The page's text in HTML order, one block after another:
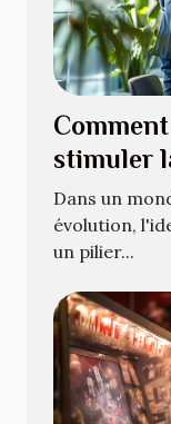
stimuler
Dans un
évolution,
un pilier...